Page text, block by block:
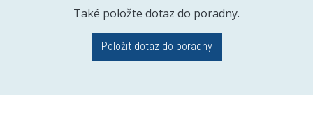
Také položte dotaz do poradny.
Položit dotaz do poradny